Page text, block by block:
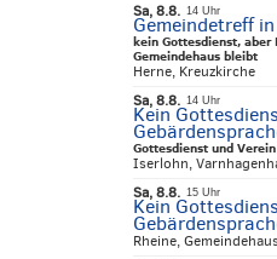
Sa, 8.8. 14 Uhr
Gemeindetreff
kein Gottesdienst, aber
Gemeindehaus bleibt
Herne, Kreuzkirche
Sa, 8.8. 14 Uhr
Kein
Gottesdienst und Verein
Iserlohn,
Sa, 8.8. 15 Uhr
Kein
Rheine,